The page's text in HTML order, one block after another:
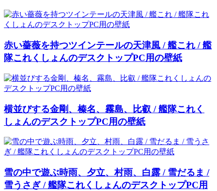
赤い薔薇を持つツインテールの天津風 / 艦これ / 艦
隊これくしょんのデスクトップPC用の壁紙
横並びする金剛、榛名、霧島、比叡 / 艦隊これく
しょんのデスクトップPC用の壁紙
雪の中で遊ぶ時雨、夕立、村雨、白露 / 雪だるま /
雪うさぎ / 艦隊これくしょんのデスクトップPC用